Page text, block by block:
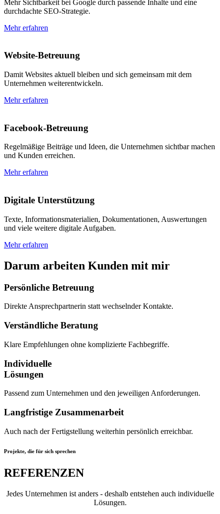
Mehr Sichtbarkeit bei Google durch passende Inhalte und eine
durchdachte SEO-Strategie.
Mehr erfahren
Website-Betreuung
Damit Websites aktuell bleiben und sich gemeinsam mit dem
Unternehmen weiterentwickeln.
Mehr erfahren
Facebook-Betreuung
Regelmäßige Beiträge und Ideen, die Unternehmen sichtbar machen
und Kunden erreichen.
Mehr erfahren
Digitale Unterstützung
Texte, Informationsmaterialien, Dokumentationen, Auswertungen
und viele weitere digitale Aufgaben.
Mehr erfahren
Darum arbeiten Kunden mit mir
Persönliche Betreuung
Direkte Ansprechpartnerin statt wechselnder Kontakte.
Verständliche Beratung
Klare Empfehlungen ohne komplizierte Fachbegriffe.
Individuelle
Lösungen
Passend zum Unternehmen und den jeweiligen Anforderungen.
Langfristige Zusammenarbeit
Auch nach der Fertigstellung weiterhin persönlich erreichbar.
Projekte, die für sich sprechen
REFERENZEN
Jedes Unternehmen ist anders - deshalb entstehen auch individuelle
Lösungen.